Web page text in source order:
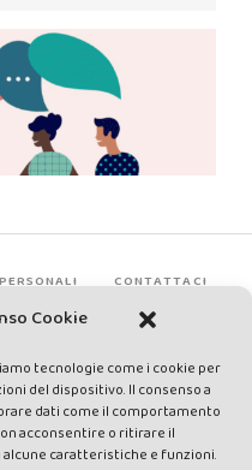
Cookie
tecnologie come i cookie per
del dispositivo. Il consenso a
dati come il comportamento
acconsentire o ritirare il
caratteristiche e funzioni.
CONTATTACI